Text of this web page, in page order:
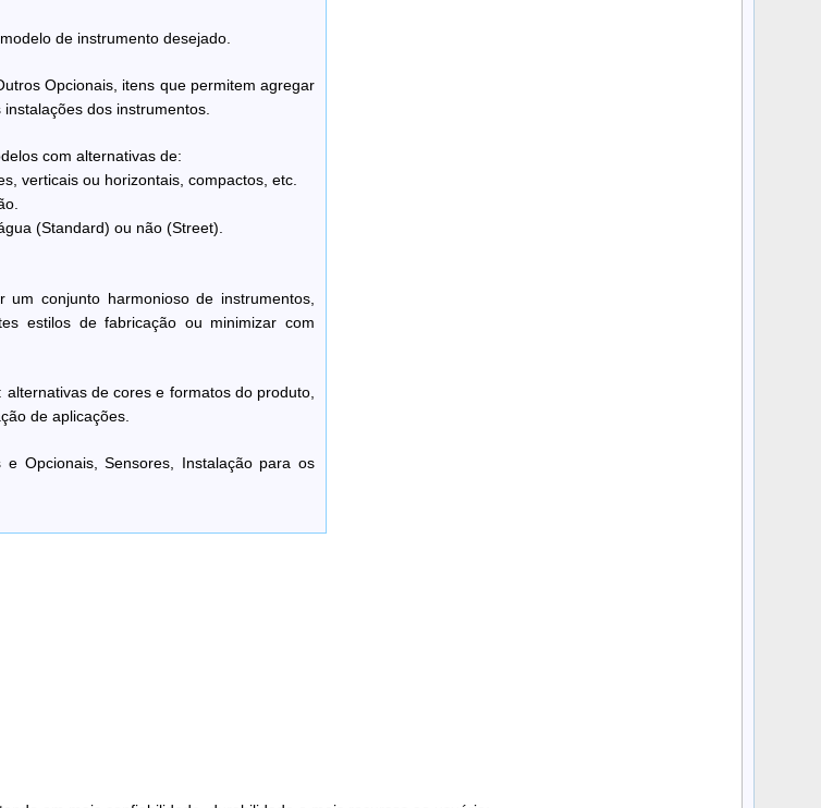
de instrumento desejado.
Opcionais, itens que permitem agregar
dos instrumentos.
com alternativas de:
verticais ou horizontais, compactos, etc.
(Standard) ou não (Street).
conjunto harmonioso de instrumentos,
estilos de fabricação ou minimizar com
de cores e formatos do produto,
de aplicações.
e Opcionais, Sensores, Instalação para os